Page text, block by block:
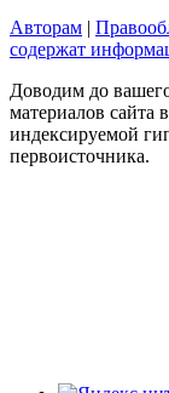
Авторам |
содержат
Доводим до
материалов сайта
индексируемой
первоисточника.